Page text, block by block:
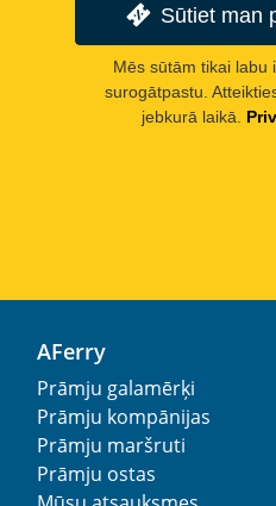
Sūtiet man
Mēs sūtām tikai labu
surogātpastu.
jebkurā laikā.
AFerry
Prāmju galamērķi
Prāmju kompānijas
Prāmju maršruti
Prāmju ostas